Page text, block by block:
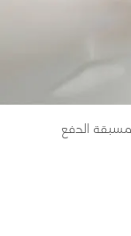
الدفع